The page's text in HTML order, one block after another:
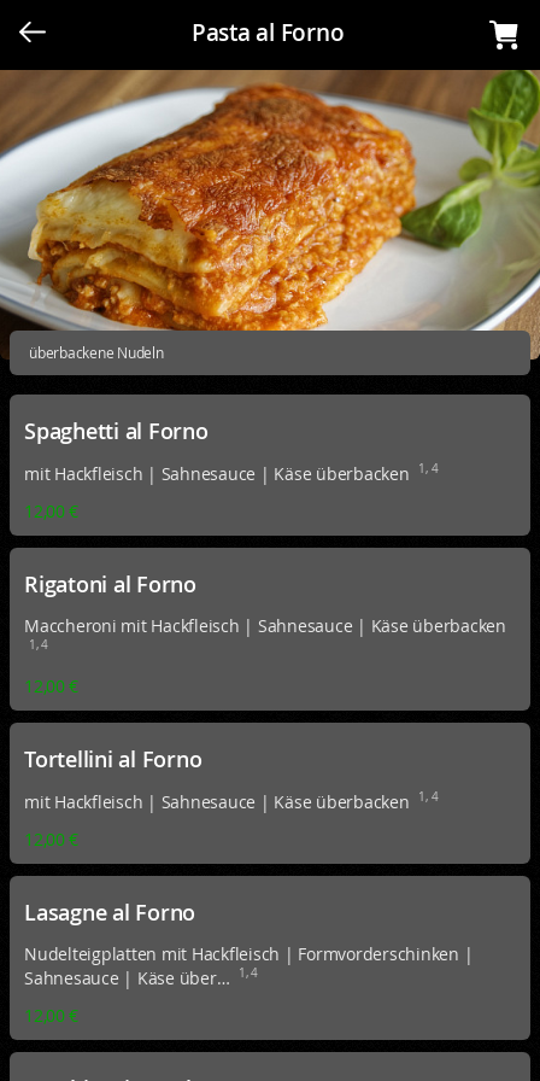
Pasta al Forno
überbackene Nudeln
Spaghetti al Forno
mit Hackfleisch | Sahnesauce | Käse überbacken 1, 4
12,00 €
Rigatoni al Forno
Maccheroni mit Hackfleisch | Sahnesauce | Käse überbacken
1, 4
12,00 €
Tortellini al Forno
mit Hackfleisch | Sahnesauce | Käse überbacken 1, 4
12,00 €
Lasagne al Forno
Nudelteigplatten mit Hackfleisch | Formvorderschinken |
Sahnesauce | Käse über…
1, 4
12,00 €